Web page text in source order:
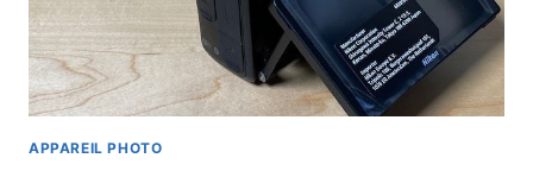
APPAREIL PHOTO